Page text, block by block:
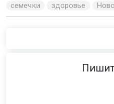
семечки здоровье